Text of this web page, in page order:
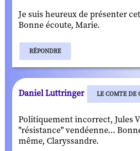
Je suis heureux de présenter
Bonne écoute, Marie.
RÉPONDRE
Daniel Luttringer LE COMTE DE
Politiquement incorrect, Jules
"résistance" vendéenne...
même, Claryssandre.